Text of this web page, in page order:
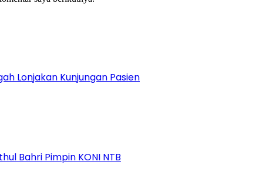
Lonjakan Kunjungan Pasien
Bahri Pimpin KONI NTB